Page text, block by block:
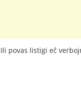
povas listigi eĉ